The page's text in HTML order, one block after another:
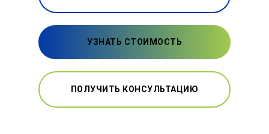
УЗНАТЬ СТОИМОСТЬ
ПОЛУЧИТЬ КОНСУЛЬТАЦИЮ